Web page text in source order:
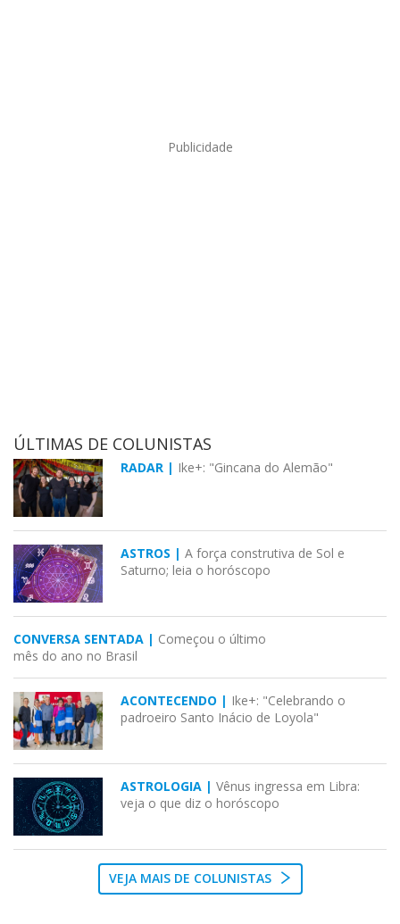
Publicidade
ÚLTIMAS DE COLUNISTAS
RADAR | Ike+: "Gincana do Alemão"
ASTROS | A força construtiva de Sol e
Saturno; leia o horóscopo
CONVERSA SENTADA | Começou o último
mês do ano no Brasil
ACONTECENDO | Ike+: "Celebrando o
padroeiro Santo Inácio de Loyola"
ASTROLOGIA | Vênus ingressa em Libra:
veja o que diz o horóscopo
VEJA MAIS DE COLUNISTAS